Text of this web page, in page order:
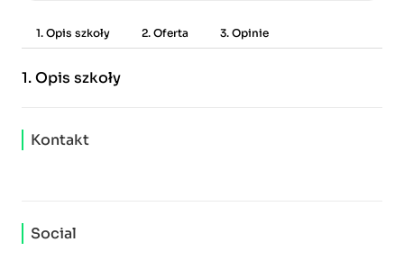
1. Opis szkoły 2. Oferta 3. Opinie
1.Opis szkoły
Kontakt
Social